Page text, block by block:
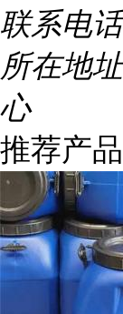
联系电话
所在地址
心
推荐产品